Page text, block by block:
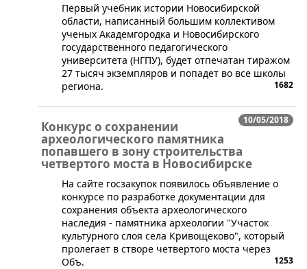
​Первый учебник истории Новосибирской
области, написанный большим коллективом
ученых Академгородка и Новосибирского
государственного педагогического
университета (НГПУ), будет отпечатан тиражом
27 тысяч экземпляров и попадет во все школы
региона.
1682
10/05/2018
Конкурс о сохранении
археологического памятника
попавшего в зону строительства
четвертого моста в Новосибирске
На сайте госзакупок появилось объявление о
конкурсе по разработке документации для
сохранения объекта археологического
наследия - памятника археологии "Участок
культурного слоя села Кривощеково", который
пролегает в створе четвертого моста через
Объ.
1253